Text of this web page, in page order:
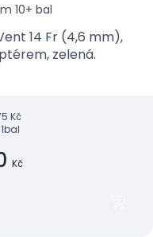
10+ bal
14 Fr (4,6 mm),
zelená.
Kč
Kč